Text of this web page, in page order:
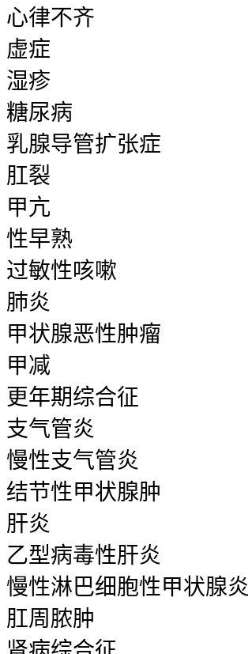
心律不齐
虚症
湿疹
糖尿病
乳腺导管扩张症
肛裂
甲亢
性早熟
过敏性咳嗽
肺炎
甲状腺恶性肿瘤
甲减
更年期综合征
支气管炎
慢性支气管炎
结节性甲状腺肿
肝炎
乙型病毒性肝炎
慢性淋巴细胞性甲状腺炎
肛周脓肿